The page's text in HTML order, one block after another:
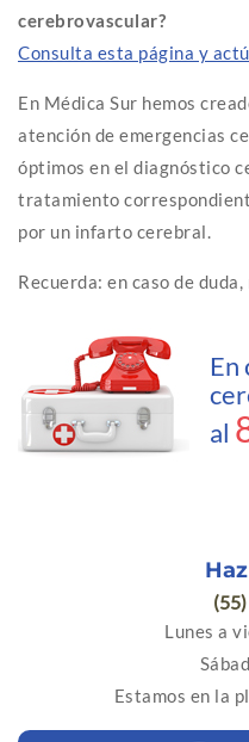
cerebrovascular?
Consulta esta página y
En Médica Sur hemos
atención de emergencias
óptimos en el diagnóstico
tratamiento
por un infarto cerebral.
Recuerda: en caso de
En
al
Lunes a
Estamos en la